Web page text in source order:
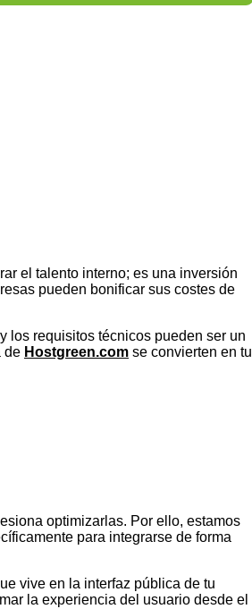
el talento interno; es una inversión
pueden bonificar sus costes de
los requisitos técnicos pueden ser un
de Hostgreen.com se convierten en tu
optimizarlas. Por ello, estamos
para integrarse de forma
vive en la interfaz pública de tu
la experiencia del usuario desde el